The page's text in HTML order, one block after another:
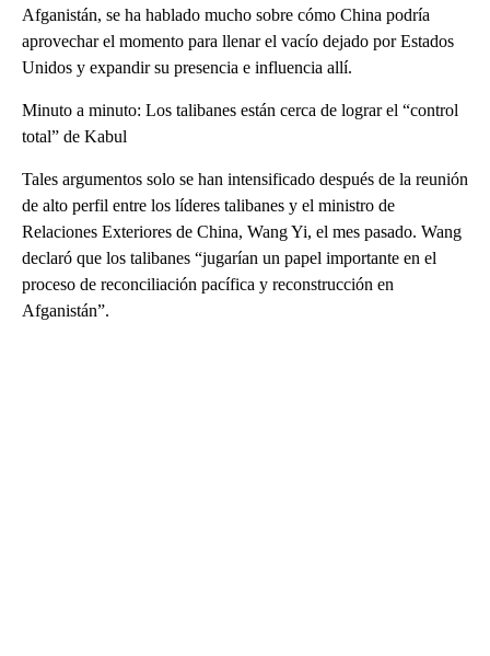
Afganistán, se ha hablado mucho sobre cómo China podría
aprovechar el momento para llenar el vacío dejado por Estados
Unidos y expandir su presencia e influencia allí.
Minuto a minuto: Los talibanes están cerca de lograr el “control
total” de Kabul
Tales argumentos solo se han intensificado después de la reunión
de alto perfil entre los líderes talibanes y el ministro de
Relaciones Exteriores de China, Wang Yi, el mes pasado. Wang
declaró que los talibanes “jugarían un papel importante en el
proceso de reconciliación pacífica y reconstrucción en
Afganistán”.